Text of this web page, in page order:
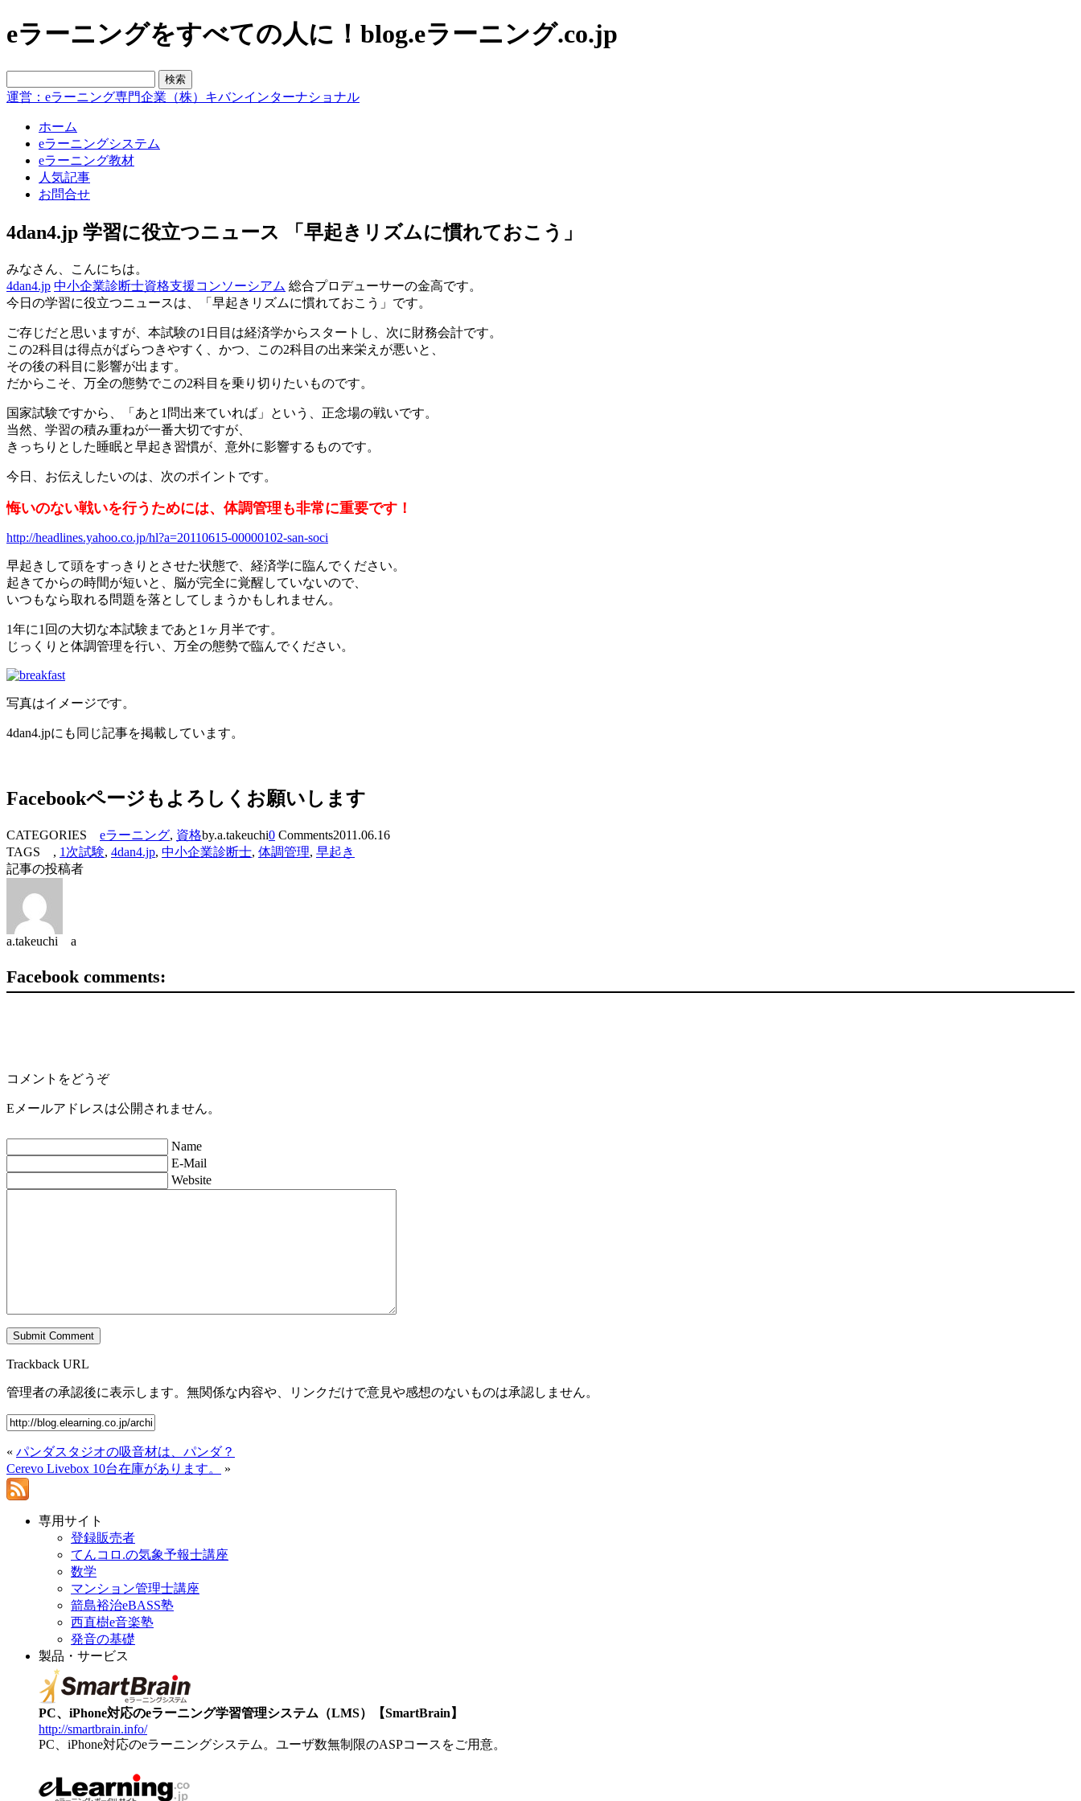
eラーニングをすべての人に！blog.eラーニング.co.jp
運営：eラーニング専門企業（株）キバンインターナショナル
ホーム
eラーニングシステム
eラーニング教材
人気記事
お問合せ
4dan4.jp 学習に役立つニュース 「早起きリズムに慣れておこう」
みなさん、こんにちは。
4dan4.jp 中小企業診断士資格支援コンソーシアム 総合プロデューサーの金高です。
今日の学習に役立つニュースは、「早起きリズムに慣れておこう」です。
ご存じだと思いますが、本試験の1日目は経済学からスタートし、次に財務会計です。
この2科目は得点がばらつきやすく、かつ、この2科目の出来栄えが悪いと、
その後の科目に影響が出ます。
だからこそ、万全の態勢でこの2科目を乗り切りたいものです。
国家試験ですから、「あと1問出来ていれば」という、正念場の戦いです。
当然、学習の積み重ねが一番大切ですが、
きっちりとした睡眠と早起き習慣が、意外に影響するものです。
今日、お伝えしたいのは、次のポイントです。
悔いのない戦いを行うためには、体調管理も非常に重要です！
http://headlines.yahoo.co.jp/hl?a=20110615-00000102-san-soci
早起きして頭をすっきりとさせた状態で、経済学に臨んでください。
起きてからの時間が短いと、脳が完全に覚醒していないので、
いつもなら取れる問題を落としてしまうかもしれません。
1年に1回の大切な本試験まであと1ヶ月半です。
じっくりと体調管理を行い、万全の態勢で臨んでください。
写真はイメージです。
4dan4.jpにも同じ記事を掲載しています。
Facebookページもよろしくお願いします
CATEGORIES eラーニング, 資格by.a.takeuchi0 Comments2011.06.16
TAGS , 1次試験, 4dan4.jp, 中小企業診断士, 体調管理, 早起き
記事の投稿者
a.takeuchi a
Facebook comments:
コメントをどうぞ
Eメールアドレスは公開されません。
Name
E-Mail
Website
Trackback URL
管理者の承認後に表示します。無関係な内容や、リンクだけで意見や感想のないものは承認しません。
« パンダスタジオの吸音材は、パンダ？
Cerevo Livebox 10台在庫があります。
»
専用サイト
登録販売者
てんコロ.の気象予報士講座
数学
マンション管理士講座
箭島裕治eBASS塾
西直樹e音楽塾
発音の基礎
製品・サービス
PC、iPhone対応のeラーニング学習管理システム（LMS）【SmartBrain】
http://smartbrain.info/
PC、iPhone対応のeラーニングシステム。ユーザ数無制限のASPコースをご用意。